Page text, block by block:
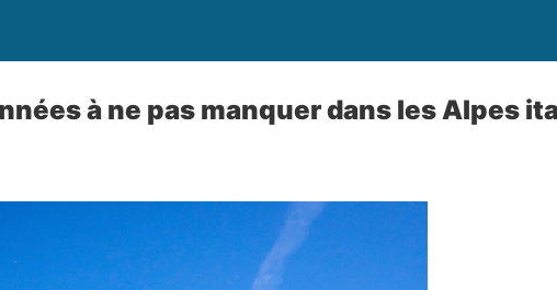
à ne pas manquer dans les Alpes